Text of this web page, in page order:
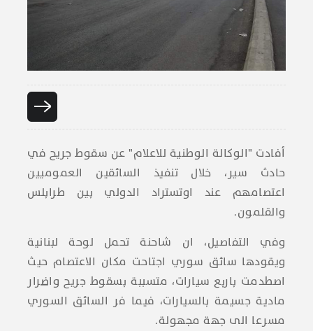
أفادت "الوكالة الوطنية للاعلام" عن سقوط جريح في
حادث سير، خلال تنفيذ السائقين العموميين
اعتصامهم عند اوتستراد الدولي بين طرابلس
والقلمون.
وفي التفاصيل، ان شاحنة تحمل لوحة لبنانية
ويقودها سائق سوري اجتاحت مكان الاعتصام حيث
اصطدمت باربع سيارات، متسببة بسقوط جريح واضرار
مادية جسيمة بالسيارات، فيما فر السائق السوري
مسرعا الى جهة مجهولة.